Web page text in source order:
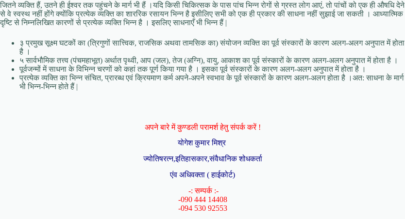
जितने व्यक्ति हैं, उतने ही ईश्‍वर तक पहुंचने के मार्ग भी हैं ।यदि किसी चिकित्सक के पास पांच भिन्न रोगों से ग्रस्त लोग आएं, तो पांचों को एक ही औषधि देने
से वे स्वस्थ नहीं होंगे क्योंकि प्रत्येक व्यक्ति का शाररिक रसायन भिन्न है इसीलिए सभी को एक ही प्रकार की साधना नहीं सुझाई जा सकती । आध्यात्मिक
दृष्टि से निम्नलिखित कारणों से प्रत्येक व्यक्ति भिन्न है । इसलिए साधनाएँ भी भिन्न हैं |
३ प्रमुख सूक्ष्म घटकों का (त्रिगुणों सात्त्विक, राजसिक अथवा तामसिक का) संयोजन व्यक्ति का पूर्व संस्कारों के कारण अलग-अलग अनुपात में होता
है ।
५ सार्वभौमिक तत्त्व (पंचमहाभूत) अर्थात पृथ्वी, आप (जल), तेज (अग्नि), वायु, आकाश का पूर्व संस्कारों के कारण अलग-अलग अनुपात में होता है ।
पूर्वजन्मों में साधना के विभिन्न चरणों को कहां तक पूर्ण किया गया है । इसका पूर्व संस्कारों के कारण अलग-अलग अनुपात में होता है ।
प्रत्येक व्यक्ति का भिन्न संचित, प्रारब्ध एवं क्रियमाण कर्म अपने-अपने स्वभाव के पूर्व संस्कारों के कारण अलग-अलग होता है ।अत: साधना के मार्ग
भी भिन्न-भिन्न होते हैं |
अपने बारे में कुण्डली परामर्श हेतु संपर्क करें !
योगेश कुमार मिश्र
ज्योतिषरत्न,इतिहासकार,संवैधानिक शोधकर्ता
एंव अधिवक्ता ( हाईकोर्ट)
-: सम्पर्क :-
-090 444 14408
-094 530 92553